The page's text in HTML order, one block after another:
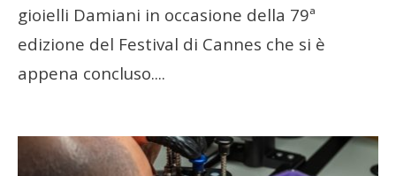
gioielli Damiani in occasione della 79ª
edizione del Festival di Cannes che si è
appena concluso....